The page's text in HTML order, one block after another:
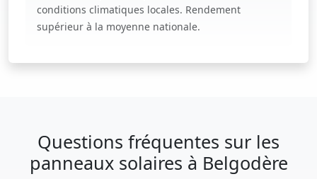
conditions climatiques locales. Rendement
supérieur à la moyenne nationale.
Questions fréquentes sur les
panneaux solaires à Belgodère